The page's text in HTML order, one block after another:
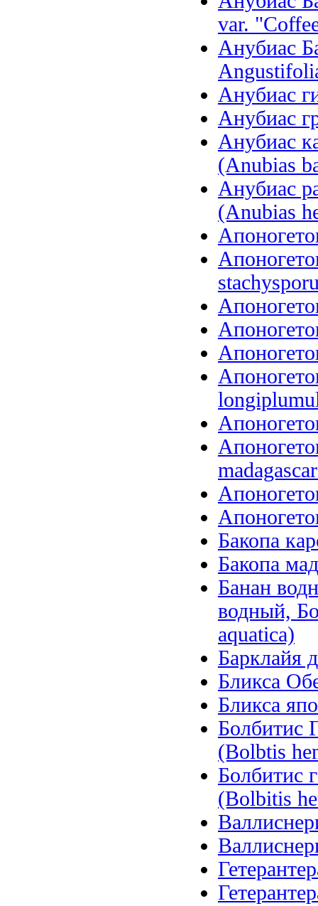
var.
Анубиас
Анубиас
Анубиас
Анубиас
(Anubias
Анубиас
(Anubias
Бакопа
Бакопа
Банан
водный,
aquatica)
Барклайя
Бликса
Бликса
Болбитис
(Bolbtis
Болбитис
(Bolbitis